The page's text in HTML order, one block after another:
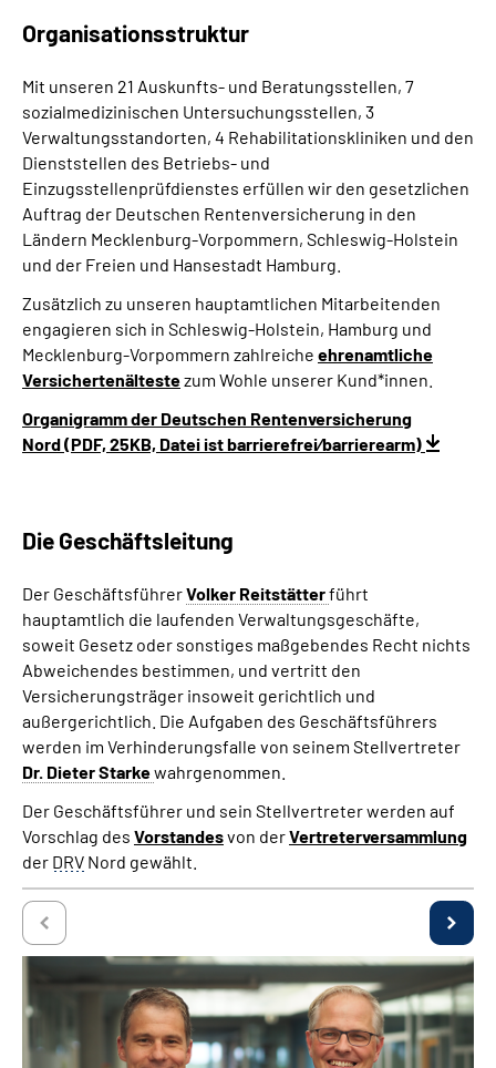
Organisationsstruktur
Mit unseren 21 Auskunfts- und Beratungsstellen, 7
sozialmedizinischen Untersuchungsstellen, 3
Verwaltungsstandorten, 4 Rehabilitationskliniken und den
Dienststellen des Betriebs- und
Einzugsstellenprüfdienstes erfüllen wir den gesetzlichen
Auftrag der Deutschen Rentenversicherung in den
Ländern Mecklenburg-Vorpommern, Schleswig-Holstein
und der Freien und Hansestadt Hamburg.
Zusätzlich zu unseren hauptamtlichen Mitarbeitenden
engagieren sich in Schleswig-Holstein, Hamburg und
Mecklenburg-Vorpommern zahlreiche ehrenamtliche
Versichertenältestezum Wohle unserer Kund*innen.
Organigramm der Deutschen Rentenversicherung
Nord (PDF, 25KB, Datei ist barrierefrei⁄barrierearm)
Die Geschäftsleitung
Der GeschäftsführerVolker Reitstätterführt
hauptamtlich die laufenden Verwaltungsgeschäfte,
soweit Gesetz oder sonstiges maßgebendes Recht nichts
Abweichendes bestimmen, und vertritt den
Versicherungsträger insoweit gerichtlich und
außergerichtlich. Die Aufgaben des Geschäftsführers
werden im Verhinderungsfalle von seinem Stellvertreter
Dr. Dieter Starkewahrgenommen.
Der Geschäftsführer und sein Stellvertreter werden auf
Vorschlag des Vorstandesvon derVertreterversammlung
der DRV Nord gewählt.